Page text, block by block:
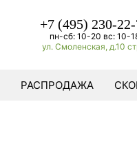
+7 (495) 230-
пн-сб: 10-20 вс: 10-
ул. Смоленская, д.10
РАСПРОДАЖА